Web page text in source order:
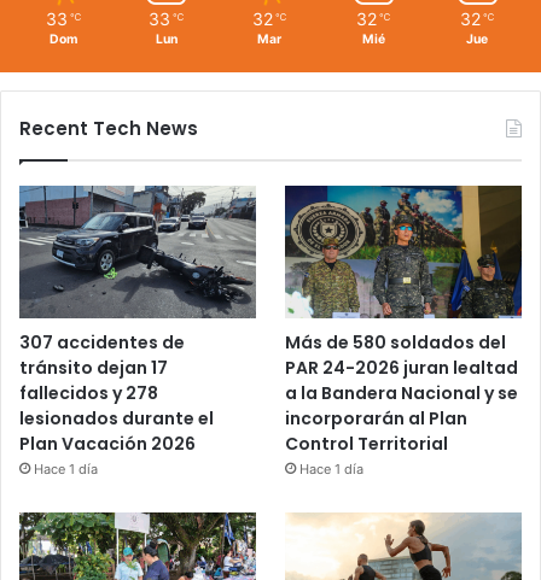
33 ℃
Dom
33 ℃
Lun
32 ℃
Mar
32 ℃
Mié
32 ℃
Jue
Recent Tech News
307 accidentes de
tránsito dejan 17
fallecidos y 278
lesionados durante el
Plan Vacación 2026
Hace 1 día
Más de 580 soldados del
PAR 24-2026 juran lealtad
a la Bandera Nacional y se
incorporarán al Plan
Control Territorial
Hace 1 día